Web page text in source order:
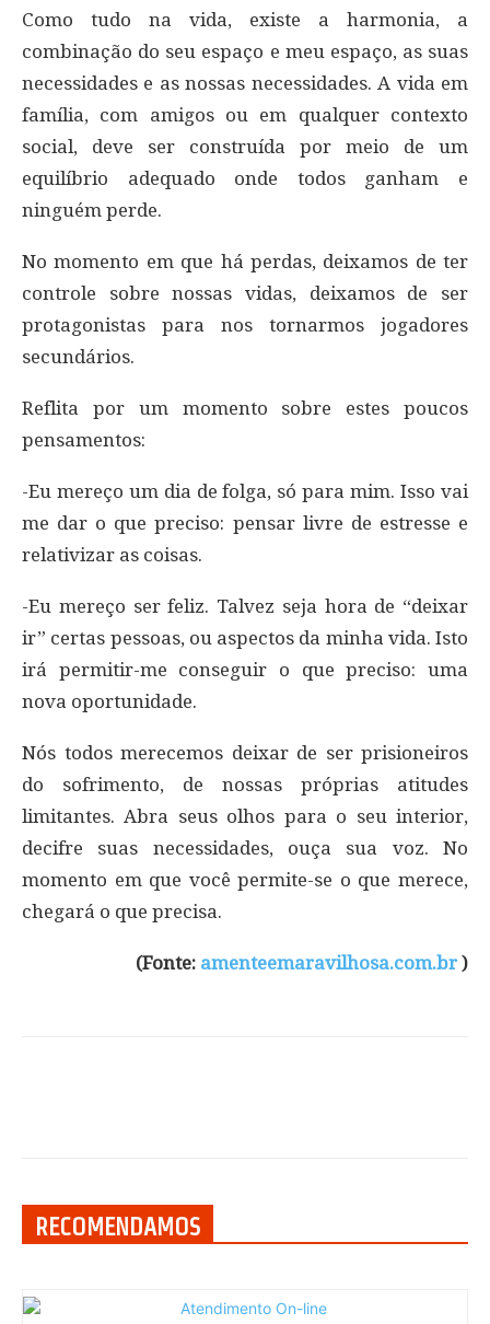
Como tudo na vida, existe a harmonia, a
combinação do seu espaço e meu espaço, as suas
necessidades e as nossas necessidades. A vida em
família, com amigos ou em qualquer contexto
social, deve ser construída por meio de um
equilíbrio adequado onde todos ganham e
ninguém perde.
No momento em que há perdas, deixamos de ter
controle sobre nossas vidas, deixamos de ser
protagonistas para nos tornarmos jogadores
secundários.
Reflita por um momento sobre estes poucos
pensamentos:
-Eu mereço um dia de folga, só para mim. Isso vai
me dar o que preciso: pensar livre de estresse e
relativizar as coisas.
-Eu mereço ser feliz. Talvez seja hora de “deixar
ir” certas pessoas, ou aspectos da minha vida. Isto
irá permitir-me conseguir o que preciso: uma
nova oportunidade.
Nós todos merecemos deixar de ser prisioneiros
do sofrimento, de nossas próprias atitudes
limitantes. Abra seus olhos para o seu interior,
decifre suas necessidades, ouça sua voz. No
momento em que você permite-se o que merece,
chegará o que precisa.
(Fonte: amenteemaravilhosa.com.br )
RECOMENDAMOS